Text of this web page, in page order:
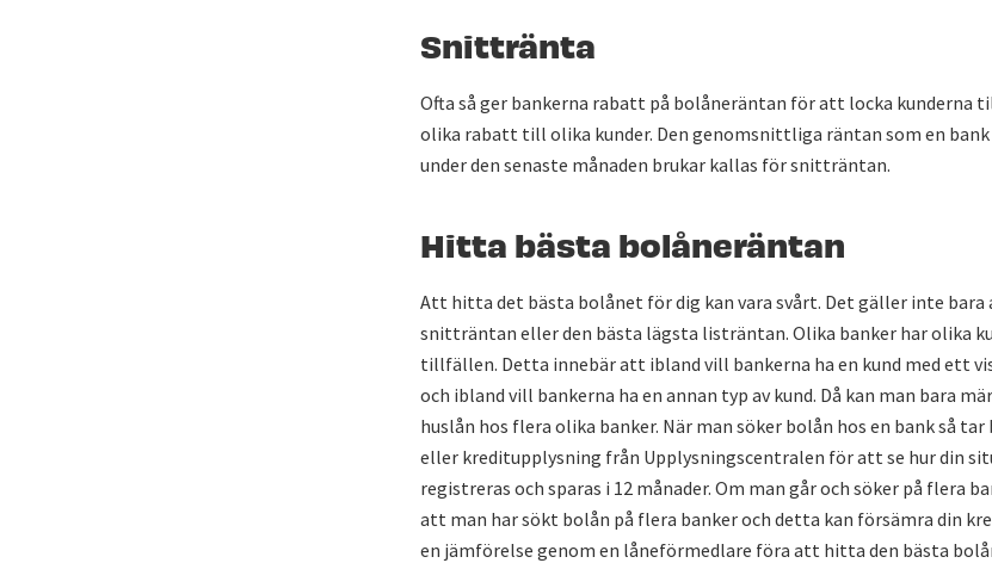
Snittränta
Ofta så ger bankerna rabatt på bolåneräntan för att locka kunderna
olika rabatt till olika kunder. Den genomsnittliga räntan som en
under den senaste månaden brukar kallas för snitträntan.
Hitta bästa bolåneräntan
Att hitta det bästa bolånet för dig kan vara svårt. Det gäller inte
snitträntan eller den bästa lägsta listräntan. Olika banker har olika
tillfällen. Detta innebär att ibland vill bankerna ha en kund med ett
och ibland vill bankerna ha en annan typ av kund. Då kan man bara
huslån hos flera olika banker. När man söker bolån hos en bank så tar
eller kreditupplysning från Upplysningscentralen för att se hur din
registreras och sparas i 12 månader. Om man går och söker på flera
att man har sökt bolån på flera banker och detta kan försämra din
en jämförelse genom en låneförmedlare föra att hitta den bästa